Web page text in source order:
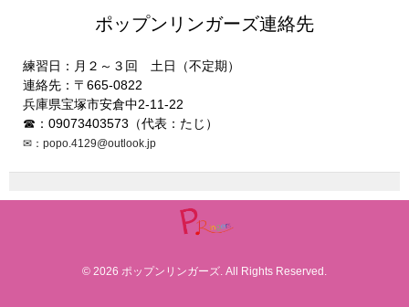
ポップンリンガーズ連絡先
練習日：月２～３回 土日（不定期）
連絡先：〒665-0822
兵庫県宝塚市安倉中2-11-22
☎：09073403573（代表：たじ）
✉：popo.4129@outlook.jp
© 2026 ポップンリンガーズ. All Rights Reserved.